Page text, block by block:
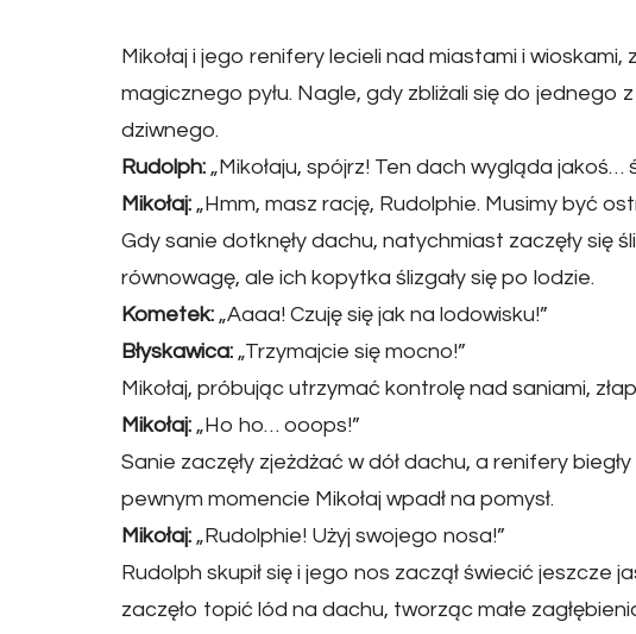
Mikołaj i jego renifery lecieli nad miastami i
magicznego pyłu. Nagle, gdy zbliżali się do jednego
dziwnego.
Rudolph: „Mikołaju, spójrz! Ten dach wygląda jakoś…
Mikołaj: „Hmm, masz rację, Rudolphie. Musimy być
Gdy sanie dotknęły dachu, natychmiast zaczęły się
równowagę, ale ich kopytka ślizgały się po lodzie.
Kometek: „Aaaa! Czuję się jak na lodowisku!”
Błyskawica: „Trzymajcie się mocno!”
Mikołaj, próbując utrzymać kontrolę nad saniami,
Mikołaj: „Ho ho… ooops!”
Sanie zaczęły zjeżdżać w dół dachu, a renifery
pewnym momencie Mikołaj wpadł na pomysł.
Mikołaj: „Rudolphie! Użyj swojego nosa!”
Rudolph skupił się i jego nos zaczął świecić jeszcze
zaczęło topić lód na dachu, tworząc małe